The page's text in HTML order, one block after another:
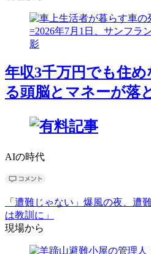
年収3千万円でも住
る頭脳とマネーが落
AIの時代
「遭難じゃない」爆風の夜、
は教訓に」
現場から